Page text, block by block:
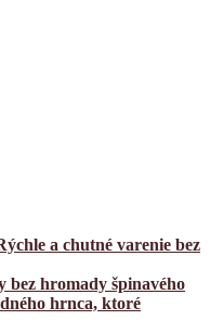
a chutné varenie bez
bez hromady špinavého
hrnca, ktoré